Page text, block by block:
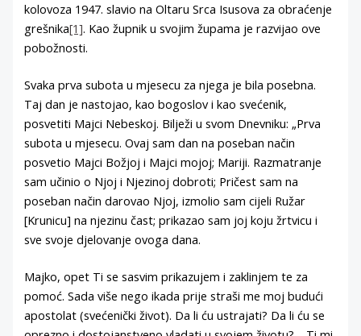
kolovoza 1947. slavio na Oltaru Srca Isusova za obraćenje
grešnika[1]. Kao župnik u svojim župama je razvijao ove
pobožnosti.
Svaka prva subota u mjesecu za njega je bila posebna.
Taj dan je nastojao, kao bogoslov i kao svećenik,
posvetiti Majci Nebeskoj. Bilježi u svom Dnevniku: „Prva
subota u mjesecu. Ovaj sam dan na poseban način
posvetio Majci Božjoj i Majci mojoj; Mariji. Razmatranje
sam učinio o Njoj i Njezinoj dobroti; Pričest sam na
poseban način darovao Njoj, izmolio sam cijeli Ružar
[Krunicu] na njezinu čast; prikazao sam joj koju žrtvicu i
sve svoje djelovanje ovoga dana.
Majko, opet Ti se sasvim prikazujem i zaklinjem te za
pomoć. Sada više nego ikada prije straši me moj budući
apostolat (svećenički život). Da li ću ustrajati? Da li ću se